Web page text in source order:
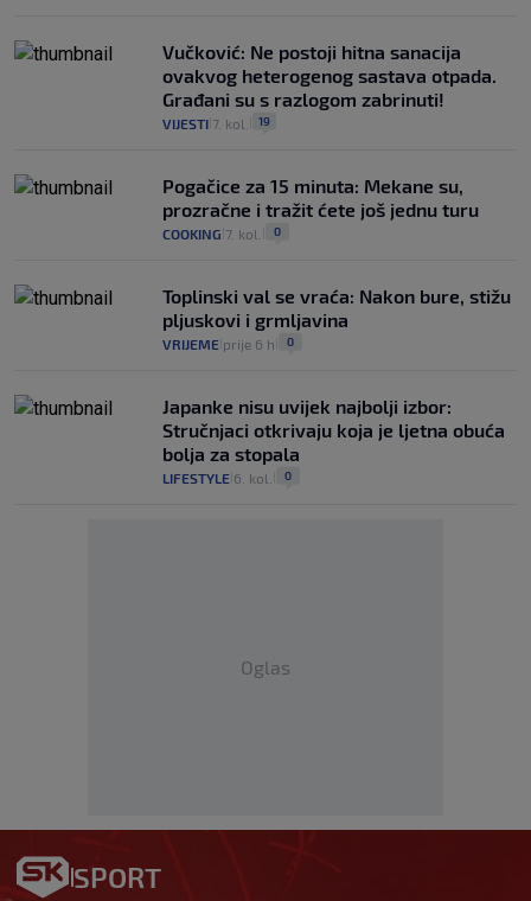
Vučković: Ne postoji hitna sanacija
ovakvog heterogenog sastava otpada.
Građani su s razlogom zabrinuti!
VIJESTI 7. kol. 19
Pogačice za 15 minuta: Mekane su,
prozračne i tražit ćete još jednu turu
COOKING 7. kol. 0
Toplinski val se vraća: Nakon bure, stižu
pljuskovi i grmljavina
VRIJEME prije 6 h 0
Japanke nisu uvijek najbolji izbor:
Stručnjaci otkrivaju koja je ljetna obuća
bolja za stopala
LIFESTYLE 6. kol. 0
Oglas
SPORT